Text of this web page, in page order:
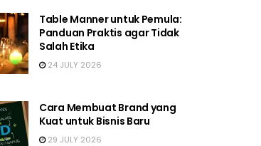
Table Manner untuk Pemula:
Panduan Praktis agar Tidak
Salah Etika
24 JULY 2026
Cara Membuat Brand yang
Kuat untuk Bisnis Baru
29 JULY 2026